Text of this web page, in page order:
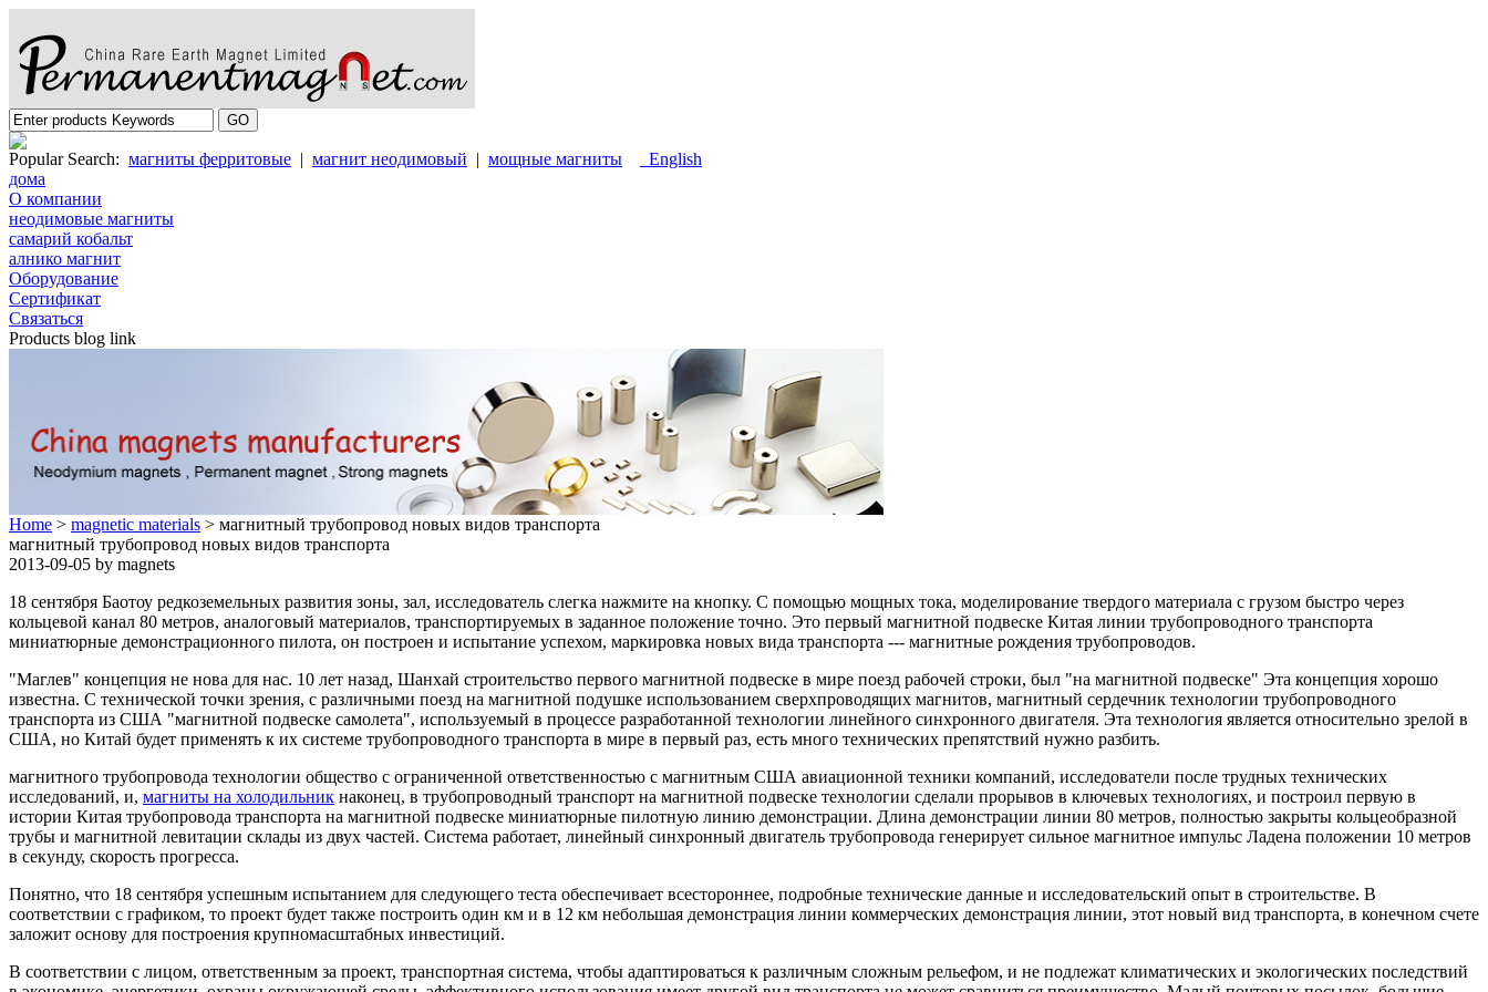
Popular Search: магниты ферритовые | магнит неодимовый | мощные магниты
English
дома
О компании
неодимовые магниты
самарий кобальт
алнико магнит
Oборудование
Cертификат
Cвязаться
Products blog link
Home > magnetic materials > магнитный трубопровод новых видов транспорта
магнитный трубопровод новых видов транспорта
2013-09-05 by magnets
18 сентября Баотоу редкоземельных развития зоны, зал, исследователь слегка нажмите на кнопку. С помощью мощных тока, моделирование твердого материала с грузом быстро через
кольцевой канал 80 метров, аналоговый материалов, транспортируемых в заданное положение точно. Это первый магнитной подвеске Китая линии трубопроводного транспорта
миниатюрные демонстрационного пилота, он построен и испытание успехом, маркировка новых вида транспорта --- магнитные рождения трубопроводов.
"Маглев" концепция не нова для нас. 10 лет назад, Шанхай строительство первого магнитной подвеске в мире поезд рабочей строки, был "на магнитной подвеске" Эта концепция хорошо
известна. С технической точки зрения, с различными поезд на магнитной подушке использованием сверхпроводящих магнитов, магнитный сердечник технологии трубопроводного
транспорта из США "магнитной подвеске самолета", используемый в процессе разработанной технологии линейного синхронного двигателя. Эта технология является относительно зрелой в
США, но Китай будет применять к их системе трубопроводного транспорта в мире в первый раз, есть много технических препятствий нужно разбить.
магнитного трубопровода технологии общество с ограниченной ответственностью с магнитным США авиационной техники компаний, исследователи после трудных технических
исследований, и, магниты на холодильник наконец, в трубопроводный транспорт на магнитной подвеске технологии сделали прорывов в ключевых технологиях, и построил первую в
истории Китая трубопровода транспорта на магнитной подвеске миниатюрные пилотную линию демонстрации. Длина демонстрации линии 80 метров, полностью закрыты кольцеобразной
трубы и магнитной левитации склады из двух частей. Система работает, линейный синхронный двигатель трубопровода генерирует сильное магнитное импульс Ладена положении 10 метров
в секунду, скорость прогресса.
Понятно, что 18 сентября успешным испытанием для следующего теста обеспечивает всестороннее, подробные технические данные и исследовательский опыт в строительстве. В
соответствии с графиком, то проект будет также построить один км и в 12 км небольшая демонстрация линии коммерческих демонстрация линии, этот новый вид транспорта, в конечном счете
заложит основу для построения крупномасштабных инвестиций.
В соответствии с лицом, ответственным за проект, транспортная система, чтобы адаптироваться к различным сложным рельефом, и не подлежат климатических и экологических последствий